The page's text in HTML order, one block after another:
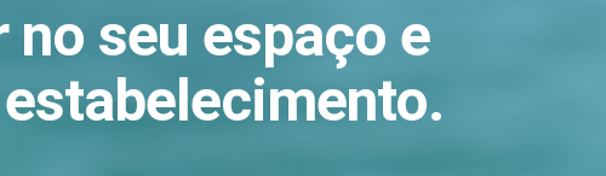
seu espaço e